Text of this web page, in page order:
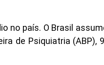
no país. O Brasil
de Psiquiatria (ABP),